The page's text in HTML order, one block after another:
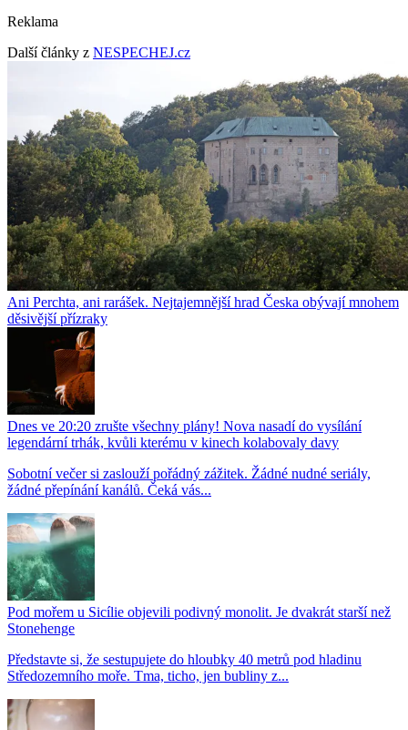
Reklama
Další články z NESPECHEJ.cz
Ani Perchta, ani rarášek. Nejtajemnější hrad Česka obývají mnohem
děsivější přízraky
Dnes ve 20:20 zrušte všechny plány! Nova nasadí do vysílání
legendární trhák, kvůli kterému v kinech kolabovaly davy
Sobotní večer si zaslouží pořádný zážitek. Žádné nudné seriály,
žádné přepínání kanálů. Čeká vás...
Pod mořem u Sicílie objevili podivný monolit. Je dvakrát starší než
Stonehenge
Představte si, že sestupujete do hloubky 40 metrů pod hladinu
Středozemního moře. Tma, ticho, jen bubliny z...